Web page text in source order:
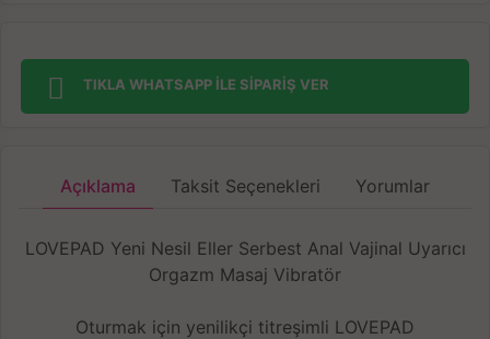
TIKLA WHATSAPP İLE SİPARİŞ VER
Açıklama Taksit Seçenekleri Yorumlar
LOVEPAD Yeni Nesil Eller Serbest Anal Vajinal Uyarıcı
Orgazm Masaj Vibratör
Oturmak için yenilikçi titreşimli LOVEPAD